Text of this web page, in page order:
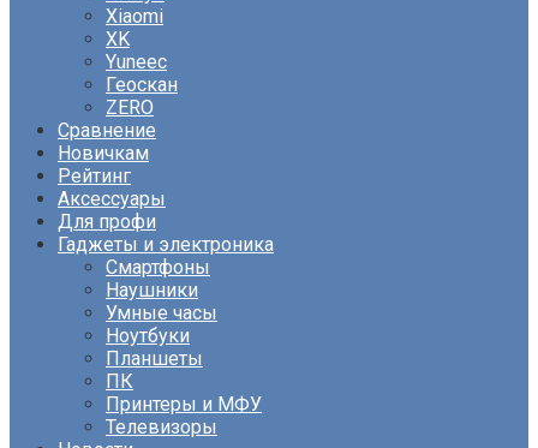
Xiaomi
XK
Yuneec
Геоскан
ZERO
Сравнение
Новичкам
Рейтинг
Аксессуары
Для профи
Гаджеты и электроника
Смартфоны
Наушники
Умные часы
Ноутбуки
Планшеты
ПК
Принтеры и МФУ
Телевизоры